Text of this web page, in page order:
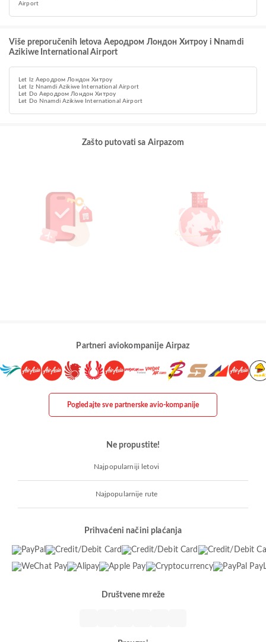
Airport
Više preporučenih letova Аеродром Лондон Хитроу i Nnamdi
Azikiwe International Airport
Let Iz Аеродром Лондон Хитроу
Let Iz Nnamdi Azikiwe International Airport
Let Do Аеродром Лондон Хитроу
Let Do Nnamdi Azikiwe International Airport
Zašto putovati sa Airpazom
Partneri aviokompanije Airpaz
Pogledajte sve partnerske avio-kompanije
Ne propustite!
Najpopularniji letovi
Najpopularnije rute
Prihvaćeni načini plaćanja
Društvene mreže